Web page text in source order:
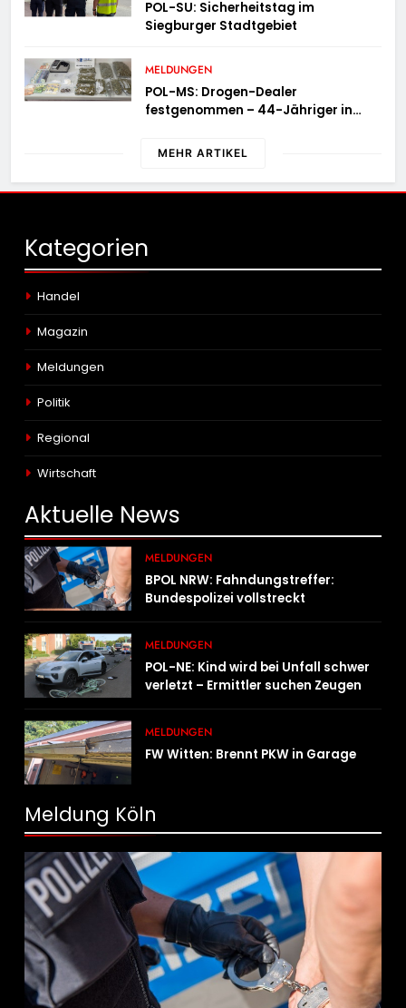
POL-SU: Sicherheitstag im
Siegburger Stadtgebiet
MELDUNGEN
POL-MS: Drogen-Dealer
festgenommen – 44-Jähriger in
MEHR ARTIKEL
Kategorien
Handel
Magazin
Meldungen
Politik
Regional
Wirtschaft
Aktuelle News
MELDUNGEN
BPOL NRW: Fahndungstreffer:
Bundespolizei vollstreckt
MELDUNGEN
POL-NE: Kind wird bei Unfall schwer
verletzt – Ermittler suchen Zeugen
MELDUNGEN
FW Witten: Brennt PKW in Garage
Meldung Köln